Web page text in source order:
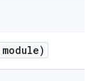
module)